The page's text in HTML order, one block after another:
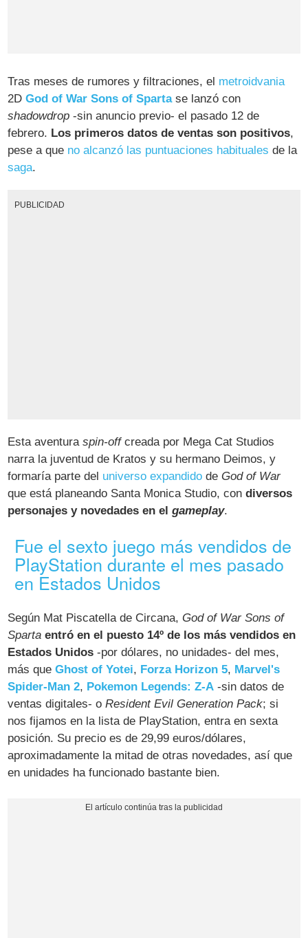
Tras meses de rumores y filtraciones, el metroidvania
2DGod of War Sons of Spartase lanzó con
shadowdrop -sin anuncio previo- el pasado 12 de
febrero. Los primeros datos de ventas son positivos,
pese a que no alcanzó las puntuaciones habituales de la
saga.
PUBLICIDAD
Esta aventuraspin-offcreada por Mega Cat Studios
narra la juventud de Kratos y su hermano Deimos, y
formaría parte del universo expandido deGod of War
que está planeando Santa Monica Studio, condiversos
personajes y novedades en elgameplay.
Fue el sexto juego más vendidos de
PlayStation durante el mes pasado
en Estados Unidos
Según Mat Piscatella de Circana,God of War Sons of
Sparta entró en el puesto 14º de los más vendidos en
Estados Unidos -por dólares, no unidades- del mes,
más queGhost of Yotei, Forza Horizon 5, Marvel's
Spider-Man 2, Pokemon Legends: Z-A -sin datos de
ventas digitales- oResident Evil Generation Pack; si
nos fijamos en la lista de PlayStation, entra en sexta
posición. Su precio es de 29,99 euros/dólares,
aproximadamente la mitad de otras novedades, así que
en unidades ha funcionado bastante bien.